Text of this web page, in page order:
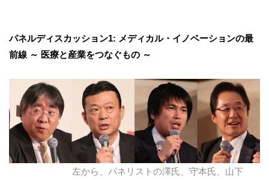
パネルディスカッション1: メディカル・イノベーションの最
前線 ～ 医療と産業をつなぐもの ～
左から、パネリストの澤氏、守本氏、山下